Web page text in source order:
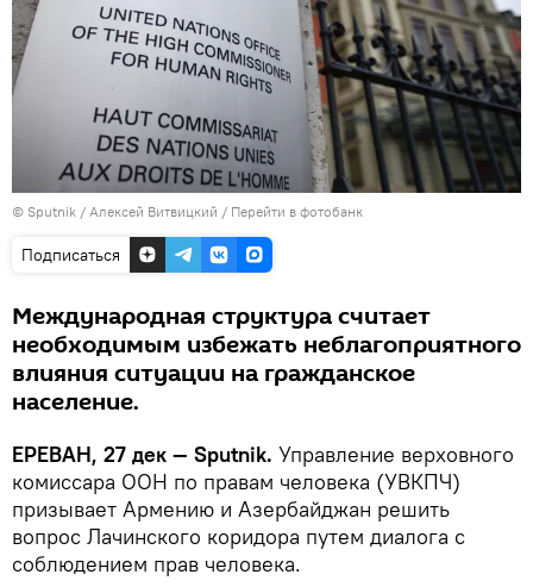
© Sputnik / Алексей Витвицкий / Перейти в фотобанк
Подписаться
Международная структура считает
необходимым избежать неблагоприятного
влияния ситуации на гражданское
население.
ЕРЕВАН, 27 дек — Sputnik. Управление верховного
комиссара ООН по правам человека (УВКПЧ)
призывает Армению и Азербайджан решить
вопрос Лачинского коридора путем диалога с
соблюдением прав человека.